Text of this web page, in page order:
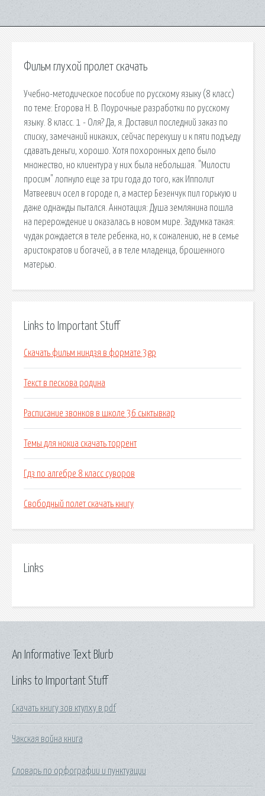
Фильм глухой пролет скачать
Учебно-методическое пособие по русскому языку (8 класс)
по теме: Егорова Н. В. Поурочные разработки по русскому
языку. 8 класс. 1 - Оля? Да, я. Доставил последний заказ по
списку, замечаний никаких, сейчас перекушу и к пяти подъеду
сдавать деньги, хорошо. Хотя похоронных депо было
множество, но клиентура у них была небольшая. "Милости
просим" лопнуло еще за три года до того, как Ипполит
Матвеевич осел в городе n, а мастер Безенчук пил горькую и
даже однажды пытался. Аннотация: Душа землянина пошла
на перерождение и оказалась в новом мире. Задумка такая:
чудак рождается в теле ребенка, но, к сожалению, не в семье
аристократов и богачей, а в теле младенца, брошенного
матерью.
Links to Important Stuff
Скачать фильм ниндзя в формате 3gp
Текст в пескова родина
Расписание звонков в школе 36 сыктывкар
Темы для нокиа скачать торрент
Гдз по алгебре 8 класс суворов
Свободный полет скачать книгу
Links
Links to Important Stuff
Скачать книгу зов ктулху в pdf
Чакская война книга
Словарь по орфографии и пунктуации
An Informative Text Blurb